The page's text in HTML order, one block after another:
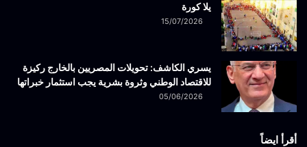
يلا كورة
15/07/2026
يسري الكاشف: تحويلات المصريين بالخارج ركيزة
للاقتصاد الوطني وثروة بشرية يجب استثمار خبراتها
05/06/2026
أقرأ ايضاً